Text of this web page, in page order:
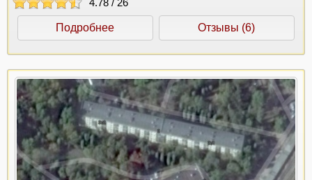
4.78 / 26
Подробнее Отзывы (6)